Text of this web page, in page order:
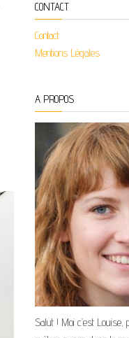
CONTACT
Contact
Mentions Légales
A PROPOS
Salut ! Moi c’est